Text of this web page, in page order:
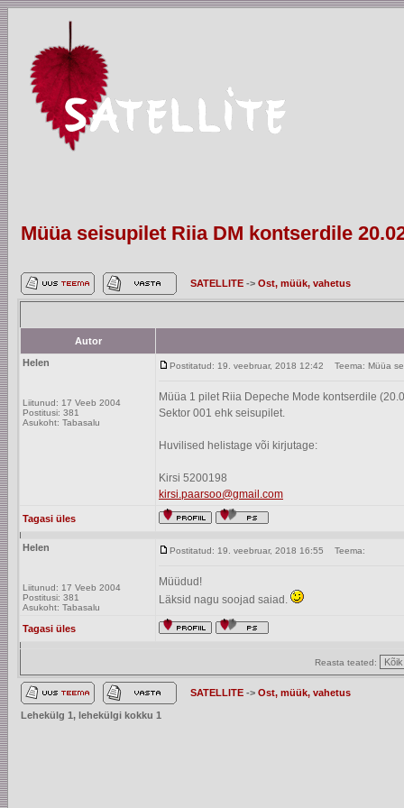
Müüa seisupilet Riia DM kontserdile
SATELLITE -> Ost, müük, vahetus
Autor
Helen
Liitunud: 17 Veeb 2004
Postitusi: 381
Asukoht: Tabasalu
Postitatud: 19. veebruar, 2018 12:42 Teema: Müüa
Müüa 1 pilet Riia Depeche Mode kontserdile
Sektor 001 ehk seisupilet.
Huvilised helistage või kirjutage:
Kirsi 5200198
kirsi.paarsoo@gmail.com
Tagasi üles
Helen
Liitunud: 17 Veeb 2004
Postitusi: 381
Asukoht: Tabasalu
Postitatud: 19. veebruar, 2018 16:55 Teema:
Müüdud!
Läksid nagu soojad saiad.
Tagasi üles
Reasta teated:
SATELLITE -> Ost, müük, vahetus
Lehekülg 1, lehekülgi kokku 1